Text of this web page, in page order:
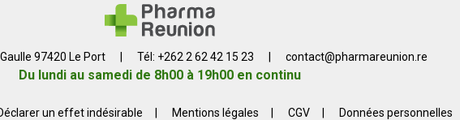
97420 Le Port Tél: +262 2 62 42 15 23 contact@pharmareunion.re
Du lundi au samedi de 8h00 à 19h00 en continu
un effet indésirable Mentions légales CGV Données personnelles